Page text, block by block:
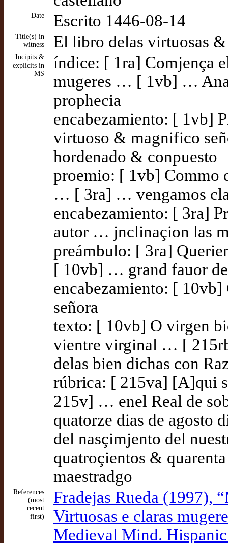
Date Escrito 1446-08-14
Title(s) in
witness
El libro delas virtuosas
Incipits &
explicits in
MS
índice: [ 1ra] Comjença
mugeres … [ 1vb] … Ana
prophecia
encabezamiento: [ 1vb]
virtuoso & magnifico
hordenado & conpuesto
proemio: [ 1vb] Commo
… [ 3ra] … vengamos
encabezamiento: [ 3ra]
autor … jnclinaçion las
preámbulo: [ 3ra]
[ 10vb] … grand fauor
encabezamiento: [
señora
texto: [ 10vb] O virgen
vientre virginal … [
delas bien dichas con
rúbrica: [ 215va] [A]qui
215v] … enel Real de
quatorze dias de agosto
del nasçimjento del
quatroçientos &
maestradgo
References
(most
recent
first)
Fradejas Rueda (1997),
Virtuosas e claras
Medieval Mind.